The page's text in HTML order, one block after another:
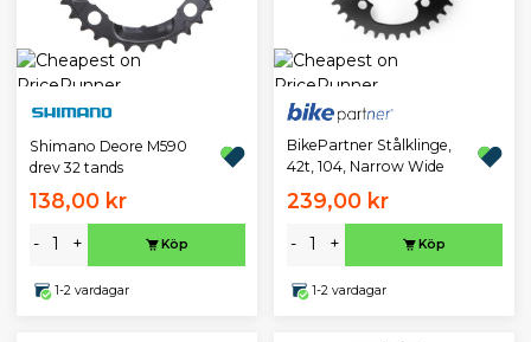
Shimano Deore M590
drev 32 tands
138,00 kr
- + Köp
1-2 vardagar
BikePartner Stålklinge,
42t, 104, Narrow Wide
239,00 kr
- + Köp
1-2 vardagar